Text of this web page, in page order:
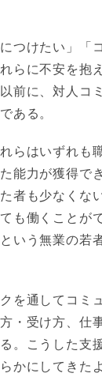
つけたい」「
らに不安を抱
前に、対人コ
ある。
らはいずれも
能力が獲得で
者も少なくな
も働くことが
いう無業の若
を通してコミ
・受け方、仕
。こうした支
かにしてきた